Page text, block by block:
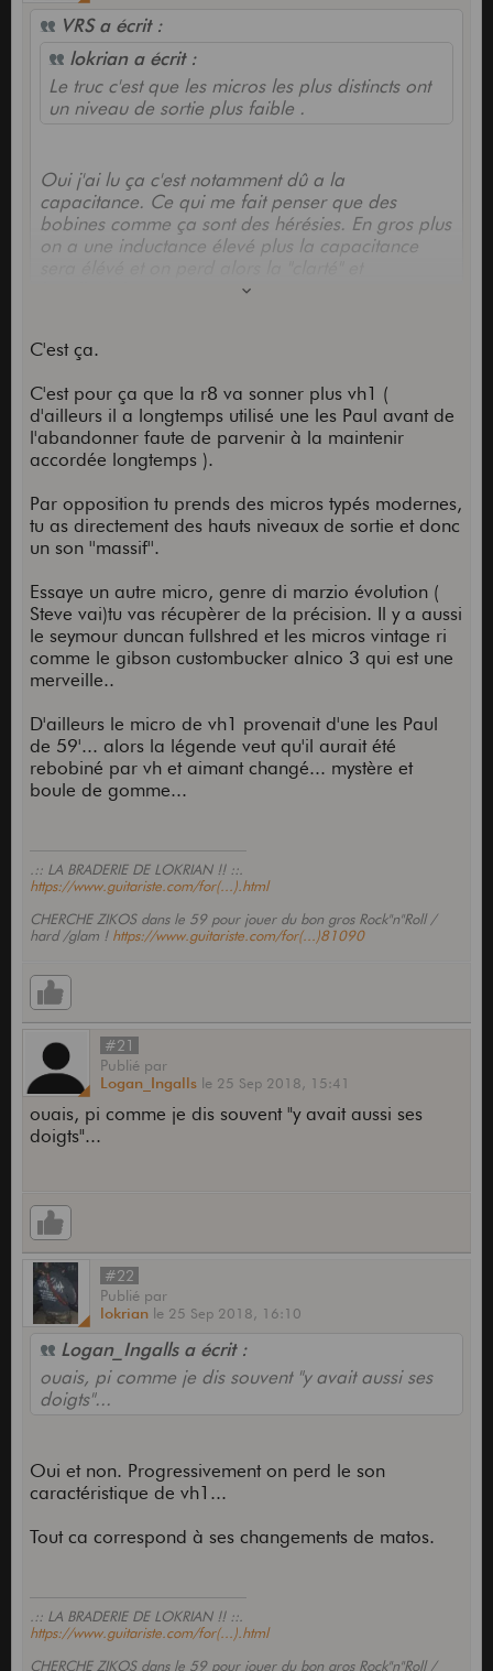
VRS a écrit :
lokrian a écrit :
Le truc c'est que les micros les plus distincts ont
un niveau de sortie plus faible .
Oui j'ai lu ça c'est notamment dû a la
capacitance. Ce qui me fait penser que des
bobines comme ça sont des hérésies. En gros plus
on a une inductance élevé plus la capacitance
C'est ça.
C'est pour ça que la r8 va sonner plus vh1 (
d'ailleurs il a longtemps utilisé une les Paul avant de
l'abandonner faute de parvenir à la maintenir
accordée longtemps ).
Par opposition tu prends des micros typés modernes,
tu as directement des hauts niveaux de sortie et donc
un son ''massif''.
Essaye un autre micro, genre di marzio évolution (
Steve vai)tu vas récupèrer de la précision. Il y a aussi
le seymour duncan fullshred et les micros vintage ri
comme le gibson custombucker alnico 3 qui est une
merveille..
D'ailleurs le micro de vh1 provenait d'une les Paul
de 59'... alors la légende veut qu'il aurait été
rebobiné par vh et aimant changé... mystère et
boule de gomme...
.:: LA BRADERIE DE LOKRIAN !! ::.
https://www.guitariste.com/for(...).html
CHERCHE ZIKOS dans le 59 pour jouer du bon gros Rock"n"Roll /
hard /glam ! https://www.guitariste.com/for(...)81090
#21
Publié par
Logan_Ingalls le 25 Sep 2018, 15:41
ouais, pi comme je dis souvent "y avait aussi ses
doigts"...
#22
Publié par
lokrian le 25 Sep 2018, 16:10
Logan_Ingalls a écrit :
ouais, pi comme je dis souvent "y avait aussi ses
doigts"...
Oui et non. Progressivement on perd le son
caractéristique de vh1...
Tout ca correspond à ses changements de matos.
.:: LA BRADERIE DE LOKRIAN !! ::.
https://www.guitariste.com/for(...).html
CHERCHE ZIKOS dans le 59 pour jouer du bon gros Rock"n"Roll /